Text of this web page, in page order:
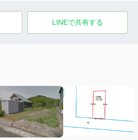
LINEで共有する